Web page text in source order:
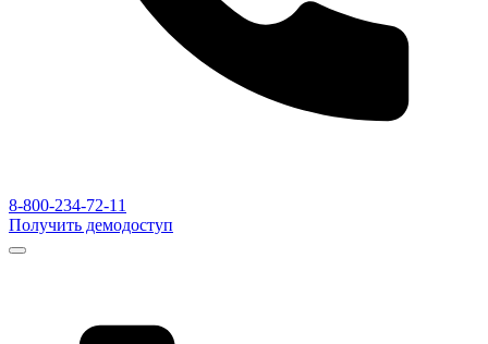
8-800-234-72-11
Получить демодоступ